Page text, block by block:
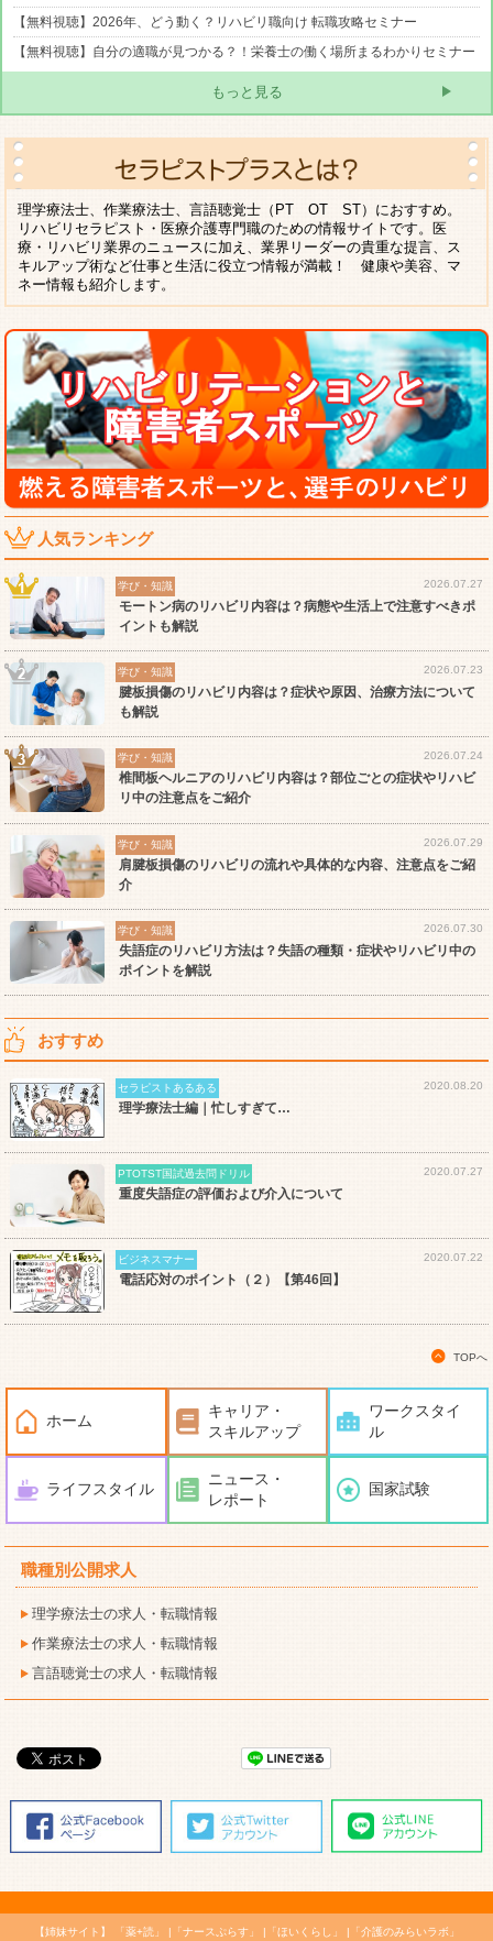
【無料視聴】2026年、どう動く？リハビリ職向け 転職攻略セミナー
【無料視聴】自分の適職が見つかる？！栄養士の働く場所まるわかりセミナー
もっと見る
理学療法士、作業療法士、言語聴覚士（PT OT ST）におすすめ。
リハビリセラピスト・医療介護専門職のための情報サイトです。医
療・リハビリ業界のニュースに加え、業界リーダーの貴重な提言、ス
キルアップ術など仕事と生活に役立つ情報が満載！ 健康や美容、マ
ネー情報も紹介します。
人気ランキング
学び・知識 2026.07.27
モートン病のリハビリ内容は？病態や生活上で注意すべきポ
イントも解説
学び・知識 2026.07.23
腱板損傷のリハビリ内容は？症状や原因、治療方法について
も解説
学び・知識 2026.07.24
椎間板ヘルニアのリハビリ内容は？部位ごとの症状やリハビ
リ中の注意点をご紹介
学び・知識 2026.07.29
肩腱板損傷のリハビリの流れや具体的な内容、注意点をご紹
介
学び・知識 2026.07.30
失語症のリハビリ方法は？失語の種類・症状やリハビリ中の
ポイントを解説
おすすめ
セラピストあるある 2020.08.20
理学療法士編｜忙しすぎて…
PTOTST国試過去問ドリル 2020.07.27
重度失語症の評価および介入について
ビジネスマナー 2020.07.22
電話応対のポイント（２）【第46回】
TOPへ
ホーム
キャリア・
スキルアップ
ワークスタイ
ル
ライフスタイル
ニュース・
レポート
国家試験
職種別公開求人
理学療法士の求人・転職情報
作業療法士の求人・転職情報
言語聴覚士の求人・転職情報
【姉妹サイト】 「薬+読」 「ナースぷらす」 「ほいくらし」 「介護のみらいラボ」